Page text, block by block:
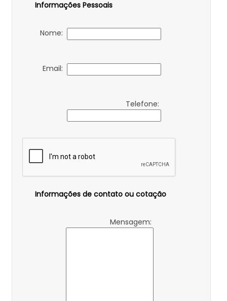
Informações Pessoais
Nome:
Email:
Telefone:
Informações de contato ou cotação
Mensagem: